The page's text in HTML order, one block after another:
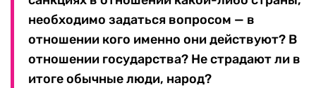
необходимо задаться вопросом — в
отношении кого именно они действуют? В
отношении государства? Не страдают ли в
итоге обычные люди, народ?